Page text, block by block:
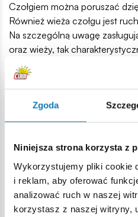
Zgoda
Niniejsza strona korzysta z
Wykorzystujemy pliki cookie
i reklam, aby oferować
analizować ruch w naszej
korzystasz z naszej witryny,
Czołgiem można poruszać
Również wieża czołgu jest
Na szczególną uwagę
oraz wieży, tak
Model nadaje się w sam raz
klockami konstrukcyjnymi
również ciekawy model i
niewiele miejsca i z łatwością
biurku w domu, w pracy czy
model dostarczy Ci bardzo
swoją pasję poprzez klocki i
128 wysokiej jakości
wyprodukowane w UE